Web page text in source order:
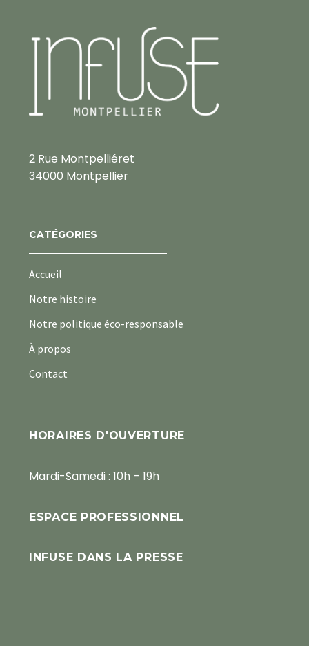
2 Rue Montpelliéret
34000 Montpellier
CATÉGORIES
Accueil
Notre histoire
Notre politique éco-responsable
À propos
Contact
HORAIRES D'OUVERTURE
Mardi-Samedi : 10h – 19h
ESPACE PROFESSIONNEL
INFUSE DANS LA PRESSE